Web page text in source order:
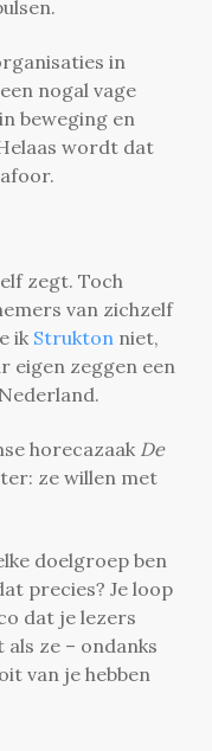
in
nogal vage
beweging en
wordt dat
zegt. Toch
van zichzelf
ik Strukton niet,
eigen zeggen een
horecazaak De
ze willen met
doelgroep ben
precies? Je loop
dat je lezers
ze – ondanks
van je hebben